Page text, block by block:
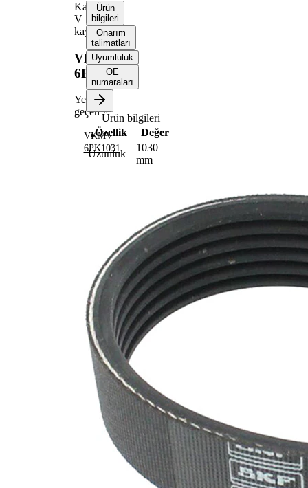
Kanallı
V
kayışı
VKMV
6PK1030
Yerine
geçen
VKMV
6PK1031
Ürün
bilgileri
Onarım
talimatları
Uyumluluk
OE
numaraları
Ürün bilgileri
Özellik
Değer
Uzunluk
1030
mm
SVHC
SVHC
maddesi
mevcut
değil!
Kayış
malzemesi
EPDM
(Etilen
Propilen
Dien
Kauçuk)